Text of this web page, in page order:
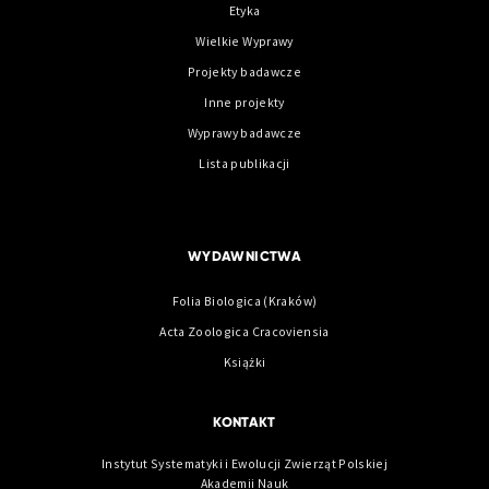
Etyka
Wielkie Wyprawy
Projekty badawcze
Inne projekty
Wyprawy badawcze
Lista publikacji
WYDAWNICTWA
Folia Biologica (Kraków)
Acta Zoologica Cracoviensia
Książki
KONTAKT
Instytut Systematyki i Ewolucji Zwierząt Polskiej
Akademii Nauk